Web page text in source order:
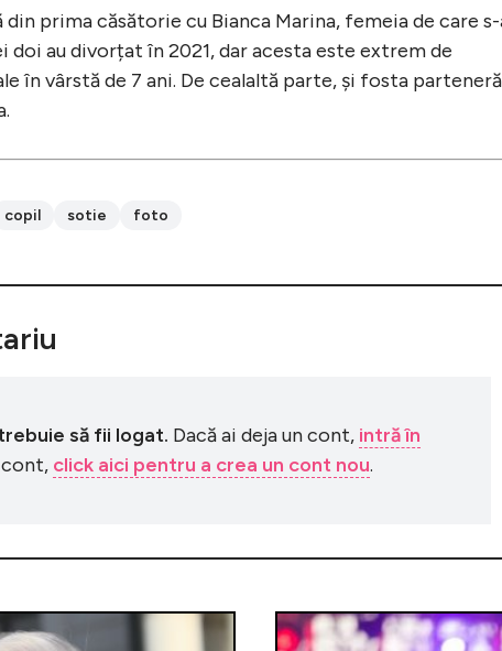
prima căsătorie cu Bianca Marina, femeia de care
doi au divorțat în 2021, dar acesta este extrem de
în vârstă de 7 ani. De cealaltă parte, și fosta
copil sotie foto
să fii logat. Dacă ai deja un cont, intră în
cont, click aici pentru a crea un cont nou.